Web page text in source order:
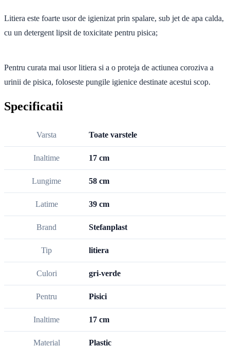
Litiera este foarte usor de igienizat prin spalare, sub jet de apa calda,
cu un detergent lipsit de toxicitate pentru pisica;
Pentru curata mai usor litiera si a o proteja de actiunea coroziva a
urinii de pisica, foloseste pungile igienice destinate acestui scop.
Specificatii
Varsta Toate varstele
Inaltime 17 cm
Lungime 58 cm
Latime 39 cm
Brand Stefanplast
Tip litiera
Culori gri-verde
Pentru Pisici
Inaltime 17 cm
Material Plastic